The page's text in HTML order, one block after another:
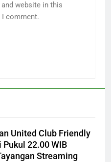
website in this
comment.
United Club Friendly
Pukul 22.00 WIB
Streaming